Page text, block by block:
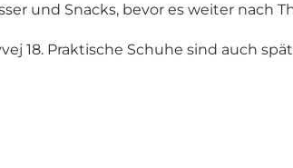
und Snacks, bevor es weiter nach
18. Praktische Schuhe sind auch